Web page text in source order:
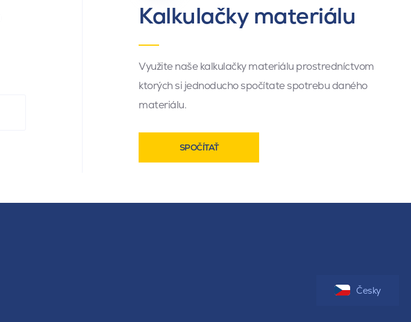
Kalkulačky materiálu
Využite naše kalkulačky materiálu prostredníctvom
ktorých si jednoducho spočítate spotrebu daného
materiálu.
SPOČÍTAŤ
Česky